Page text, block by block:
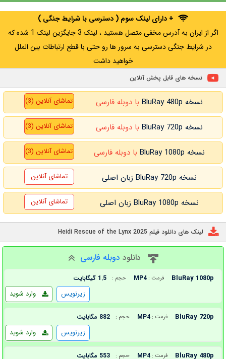
+ دارای لینک سوم ( دسترسی با شرایط جنگی )
اگر از ایران به آدرس مخفی متصل هستید ، لینک 3 جایگزین لینک 1 شده که
در شرایط جنگی دسترسی به سرور ها رو حتی با قطع ارتباطات بین الملل
خواهید داشت
نسخه های قابل پخش آنلاین
نسخه BluRay 480p با دوبله فارسی تماشای آنلاین (3)
نسخه BluRay 720p با دوبله فارسی تماشای آنلاین (3)
نسخه BluRay 1080p با دوبله فارسی تماشای آنلاین (3)
نسخه BluRay 720p زبان اصلی تماشای آنلاین
نسخه BluRay 1080p زبان اصلی تماشای آنلاین
لینک های دانلود فیلم Heidi Rescue of the Lynx 2025
دانلود دوبله فارسی
BluRay 1080p فرمت : MP4 حجم : 1.5 گیگابایت
وارد شوید زیرنویس
BluRay 720p فرمت : MP4 حجم : 882 مگابایت
وارد شوید زیرنویس
BluRay 480p فرمت : MP4 حجم : 553 مگابایت